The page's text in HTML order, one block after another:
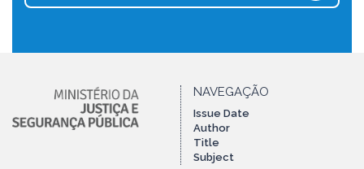
NAVEGAÇÃO
Issue Date
Author
Title
Subject